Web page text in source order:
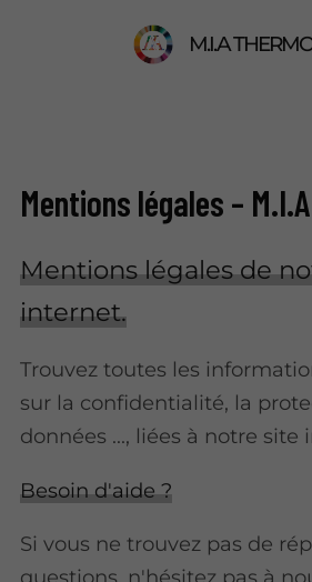
M.I.A
Mentions légales –
Mentions légales de
internet.
Trouvez toutes les
sur la confidentialité, la
données ..., liées à notre site
Besoin d'aide ?
Si vous ne trouvez pas de